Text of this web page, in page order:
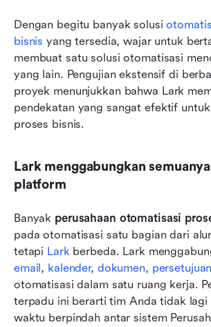
Dengan begitu banyak solusi
bisnis yang tersedia, wajar untuk
membuat satu solusi otomatisasi
yang lain. Pengujian ekstensif di
proyek menunjukkan bahwa Lark
pendekatan yang sangat efektif
proses bisnis.
Lark menggabungkan
platform
Banyak perusahaan otomatisasi
pada otomatisasi satu bagian dari
tetapi Lark berbeda. Lark
email , kalender, dokumen, persetujuan
otomatisasi dalam satu ruang kerja.
terpadu ini berarti tim Anda tidak lagi
waktu berpindah antar sistem